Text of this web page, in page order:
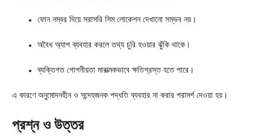
ফোন নম্বর দিয়ে সরাসরি সিম লোকেশন দেখানো সম্ভব নয়।
অবৈধ অ্যাপ ব্যবহার করলে তথ্য চুরি হওয়ার ঝুঁকি থাকে।
ব্যক্তিগত গোপনীয়তা মারাত্মকভাবে ক্ষতিগ্রস্ত হতে পারে।
এ কারণে অনুমোদনহীন ও সন্দেহজনক পদ্ধতি ব্যবহার না করার পরামর্শ দেওয়া হয়।
প্রশ্ন ও উত্তর